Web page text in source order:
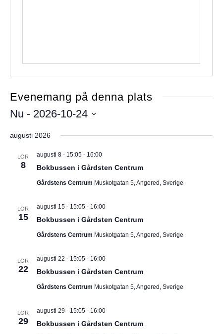
Evenemang på denna plats
Nu - 2026-10-24
ä
augusti 2026
LÖR
8 Bokbussen i Gårdsten Centrum
augusti 8 - 15:05- 16:00
Gårdstens Centrum Muskotgatan 5, Angered, Sverige
LÖR
15 Bokbussen i Gårdsten Centrum
augusti 15 - 15:05- 16:00
Gårdstens Centrum Muskotgatan 5, Angered, Sverige
LÖR
22 Bokbussen i Gårdsten Centrum
augusti 22 - 15:05- 16:00
Gårdstens Centrum Muskotgatan 5, Angered, Sverige
LÖR
29 Bokbussen i Gårdsten Centrum
augusti 29 - 15:05- 16:00